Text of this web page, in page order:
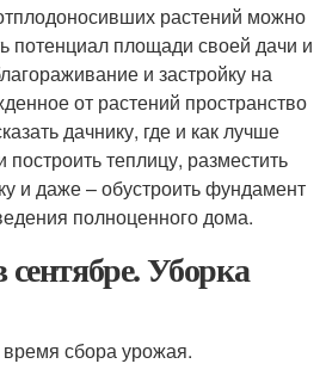
растений можно
потенциал площади своей дачи и
и застройку на
от растений пространство
дачнику, где и как лучше
теплицу, разместить
и даже – обустроить фундамент
полноценного дома.
сентябре. Уборка
сбора урожая.